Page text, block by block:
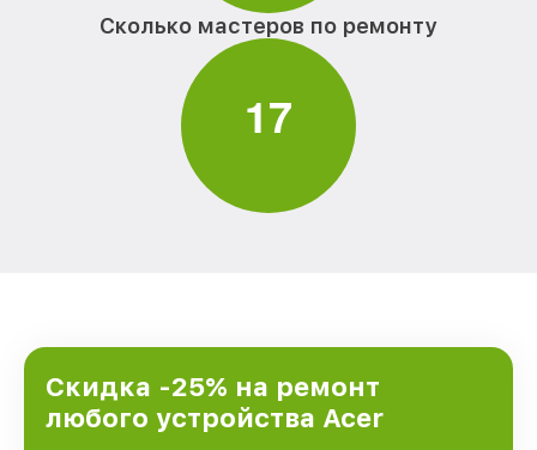
Сколько мастеров по ремонту
17
Скидка -25% на ремонт
любого устройства Acer